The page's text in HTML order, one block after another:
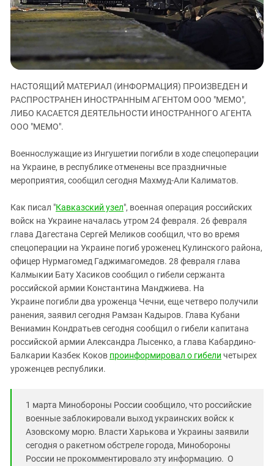
ЗАСТАВЛЯЕТ
КАВКАЗ ЗА ПАЛЕСТИНУ
ИНАКОМЫСЛИЕ В ЧЕЧНЕ
ПРЕСЛЕДОВАНИЕ АКТИВИСТОВ
МОБИЛИЗАЦИЯ И ПРОТЕСТЫ
Дагестан
Ингушетия
Кабардино-Балкария
Калмыкия
Карачаево-Черкесия
Краснодарский край
Нагорный Карабах
Ростовская область
Северная Осетия - Алания
Ставропольский край
Чечня
Южная Осетия
Южный Кавказ
НАСТОЯЩИЙ МАТЕРИАЛ (ИНФОРМАЦИЯ) ПРОИЗВЕДЕН И
РАСПРОСТРАНЕН ИНОСТРАННЫМ АГЕНТОМ ООО "МЕМО",
ЛИБО КАСАЕТСЯ ДЕЯТЕЛЬНОСТИ ИНОСТРАННОГО АГЕНТА
ООО "МЕМО".
Военнослужащие из Ингушетии погибли в ходе спецоперации
на Украине, в республике отменены все праздничные
мероприятия, сообщил сегодня Махмуд-Али Калиматов.
Как писал "Кавказский узел", военная операция российских
войск на Украине началась утром 24 февраля. 26 февраля
глава Дагестана Сергей Меликов сообщил, что во время
спецоперации на Украине погиб уроженец Кулинского района,
офицер Нурмагомед Гаджимагомедов. 28 февраля глава
Калмыкии Бату Хасиков сообщил о гибели сержанта
российской армии Константина Манджиева. На
Украине погибли два уроженца Чечни, еще четверо получили
ранения, заявил сегодня Рамзан Кадыров. Глава Кубани
Вениамин Кондратьев сегодня сообщил о гибели капитана
российской армии Александра Лысенко, а глава Кабардино-
Балкарии Казбек Коков проинформировал о гибели четырех
уроженцев республики.
1 марта Минобороны России сообщило, что российские
военные заблокировали выход украинских войск к
Азовскому морю. Власти Харькова и Украины заявили
сегодня о ракетном обстреле города, Минобороны
России не прокомментировало эту информацию. О